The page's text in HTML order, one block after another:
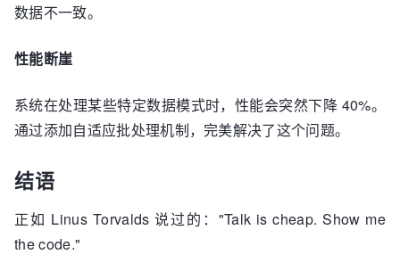
数据不一致。
性能断崖
系统在处理某些特定数据模式时，性能会突然下降 40%。
通过添加自适应批处理机制，完美解决了这个问题。
结语
正如 Linus Torvalds 说过的："Talk is cheap. Show me
the code."